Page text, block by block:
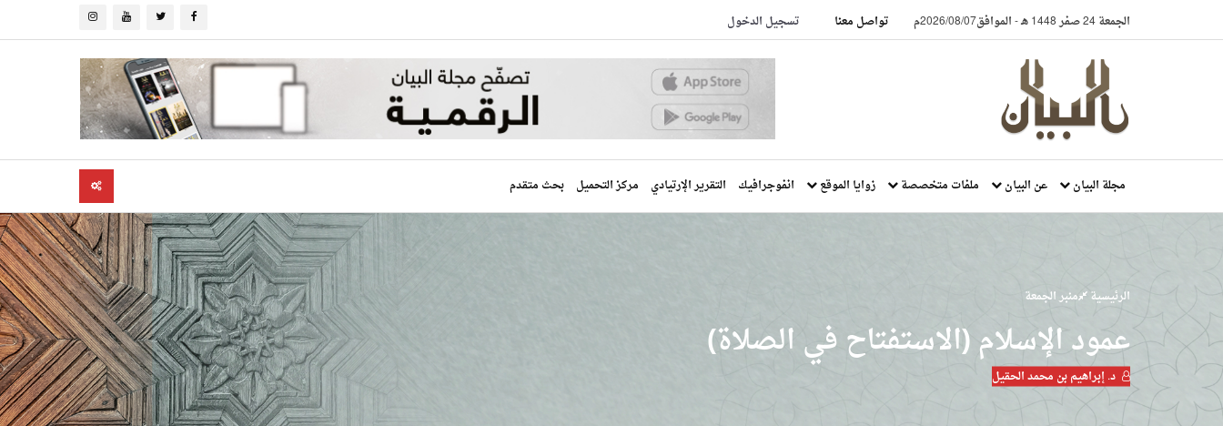
الجمعة 24 صفر 1448 هـ -الموافق2026/08/07م تواصل معنا تسجيل الدخول
مجلة البيان عن البيان ملفات متخصصة زوايا الموقع انفوجرافيك التقرير الإرتيادي مركز التحميل بحث متقدم
الرئيسية منبر الجمعة
عمود الإسلام (الاستفتاح في الصلاة)
د. إبراهيم بن محمد الحقيل